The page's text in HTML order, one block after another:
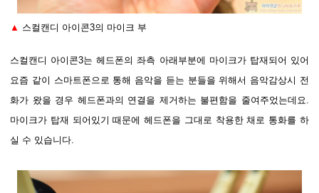
▲ 스컬캔디 아이콘3의 마이크 부
스컬캔디 아이콘3는 헤드폰의 좌측 아래부분에 마이크가 탑재되어 있어
요즘 같이 스마트폰으로 통해 음악을 듣는 분들을 위해서 음악감상시 전
화가 왔을 경우 헤드폰과의 연결을 제거하는 불편함을 줄여주었는데요.
마이크가 탑재 되어있기 때문에 헤드폰을 그대로 착용한 채로 통화를 하
실 수 있습니다.